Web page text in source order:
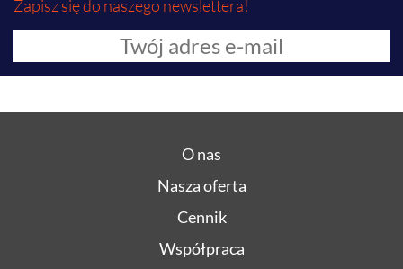
Zapisz się do naszego newslettera!
O nas
Nasza oferta
Cennik
Współpraca